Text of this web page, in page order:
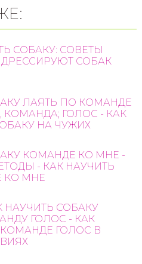
СОБАКУ: СОВЕТЫ
СОБАК
ЛАЯТЬ ПО КОМАНДЕ
ГОЛОС - КАК
НА ЧУЖИХ
КОМАНДЕ КО МНЕ -
- КАК НАУЧИТЬ
КО МНЕ
НАУЧИТЬ СОБАКУ
ГОЛОС - КАК
ГОЛОС В